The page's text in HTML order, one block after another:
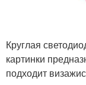
Круглая
картинки
подходит